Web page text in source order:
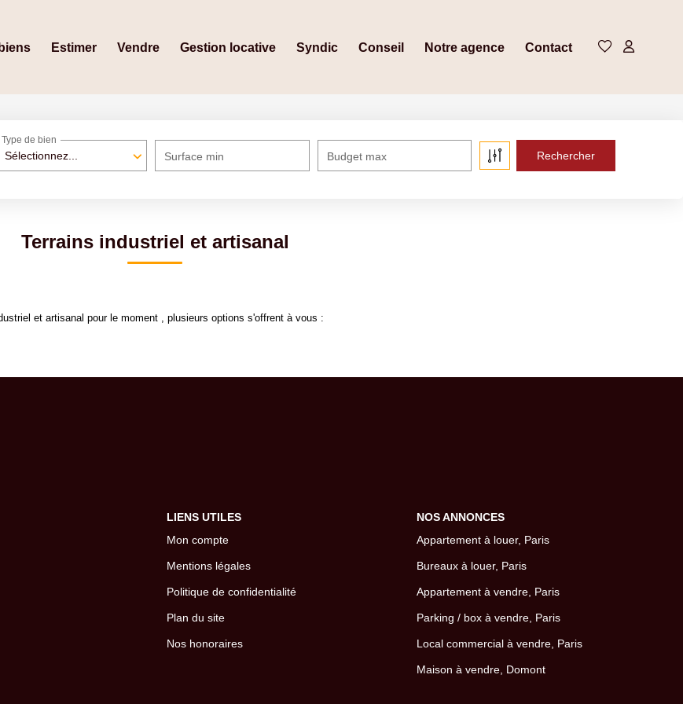
Estimer Vendre Gestion locative Syndic Conseil Notre agence Contact
Sélectionnez...
Type de bien
Surface min Budget max
Terrains industriel et artisanal
et artisanal pour le moment , plusieurs options s'offrent à vous :
LIENS UTILES
Mon compte
Mentions légales
Politique de confidentialité
Plan du site
Nos honoraires
NOS ANNONCES
Appartement à louer, Paris
Bureaux à louer, Paris
Appartement à vendre, Paris
Parking / box à vendre, Paris
Local commercial à vendre, Paris
Maison à vendre, Domont